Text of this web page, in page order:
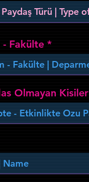
- Fakülte
Olmayan Kisiler